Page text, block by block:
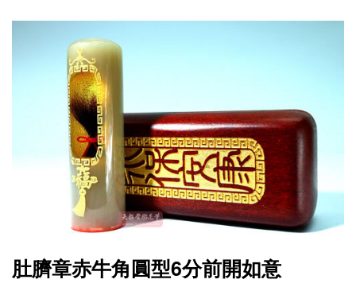
肚臍章赤牛角圓型6分前開如意